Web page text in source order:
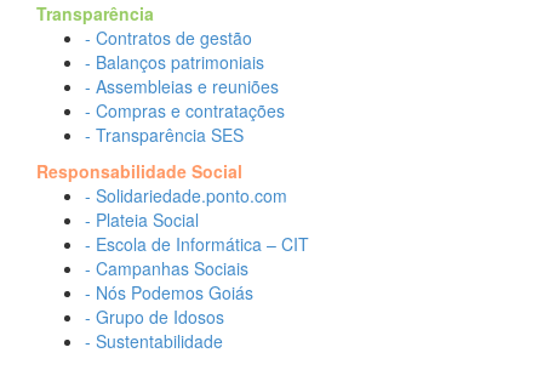
Transparência
- Contratos de gestão
- Balanços patrimoniais
- Assembleias e reuniões
- Compras e contratações
- Transparência SES
Responsabilidade Social
- Solidariedade.ponto.com
- Plateia Social
- Escola de Informática – CIT
- Campanhas Sociais
- Nós Podemos Goiás
- Grupo de Idosos
- Sustentabilidade